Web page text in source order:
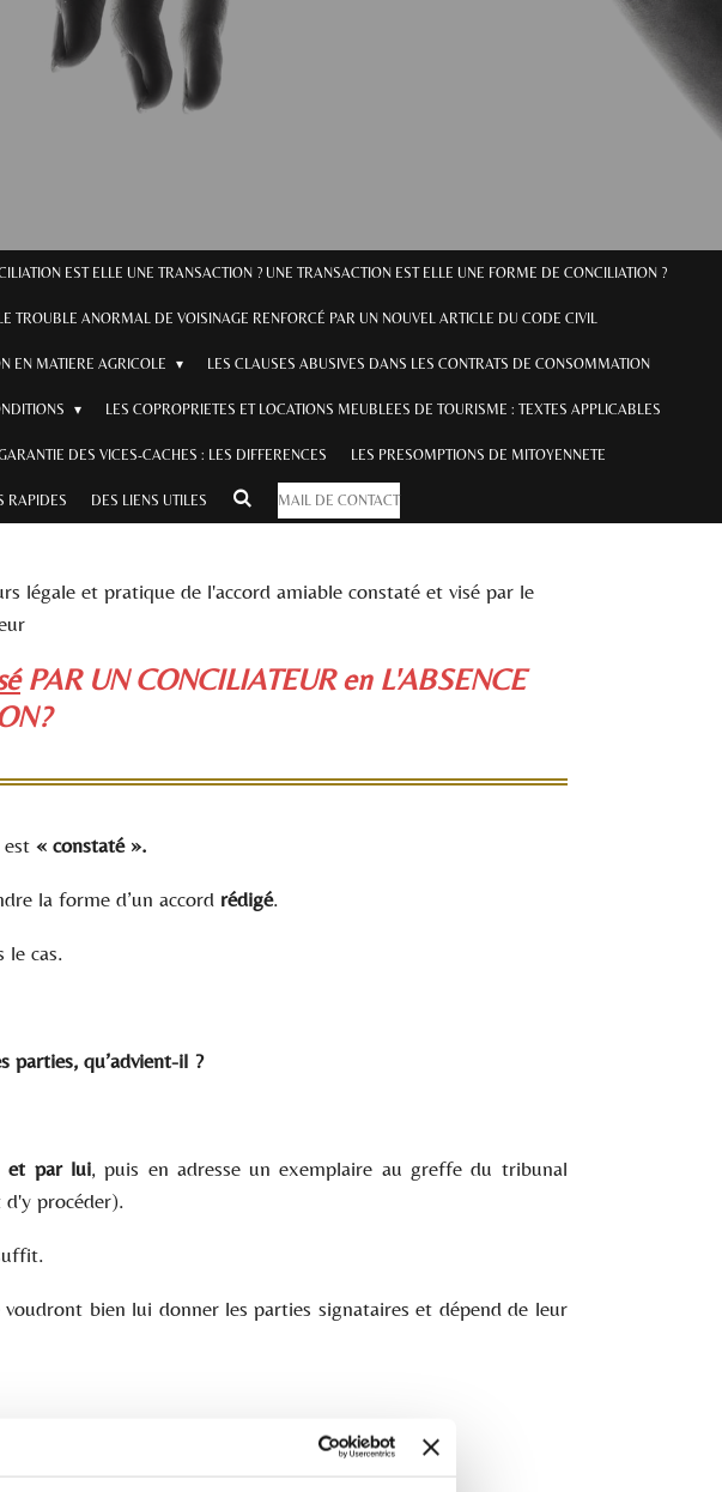
EST ELLE UNE TRANSACTION ? UNE TRANSACTION EST ELLE UNE FORME DE CONCILIATION ?
LE TROUBLE ANORMAL DE VOISINAGE RENFORCÉ PAR UN NOUVEL ARTICLE DU CODE CIVIL
EN MATIERE AGRICOLE LES CLAUSES ABUSIVES DANS LES CONTRATS DE CONSOMMATION
LES COPROPRIETES ET LOCATIONS MEUBLEES DE TOURISME : TEXTES APPLICABLES
DES VICES-CACHES : LES DIFFERENCES LES PRESOMPTIONS DE MITOYENNETE
RAPIDES DES LIENS UTILES MAIL DE CONTACT
légale et pratique de l'accord amiable constaté et visé par le
PAR UN CONCILIATEUR en L'ABSENCE
est « constaté ».
la forme d’un accord rédigé.
le cas.
parties, qu’advient-il ?
et par lui, puis en adresse un exemplaire au greffe du tribunal
procéder).
bien lui donner les parties signataires et dépend de leur
force exécutoire.